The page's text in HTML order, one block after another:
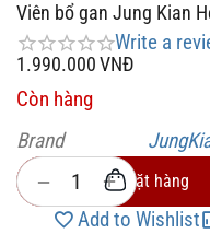
Viên bổ gan Jung Kian
Write a
1.990.000VNĐ
Còn hàng
Brand
+
− Đặt hàng
Add to Wishlist